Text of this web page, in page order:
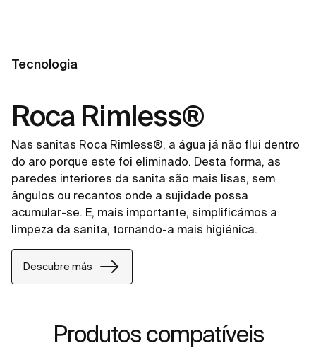
Tecnologia
Roca Rimless®
Nas sanitas Roca Rimless®, a água já não flui dentro
do aro porque este foi eliminado. Desta forma, as
paredes interiores da sanita são mais lisas, sem
ângulos ou recantos onde a sujidade possa
acumular-se. E, mais importante, simplificámos a
limpeza da sanita, tornando-a mais higiénica.
Descubre más
Produtos compatíveis